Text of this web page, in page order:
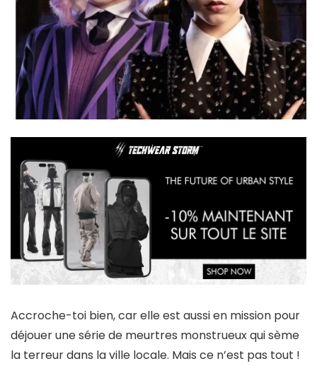
Accroche-toi bien, car elle est aussi en mission pour
déjouer unesérie de meurtres monstrueuxqui sème
la terreur dans la ville locale. Mais ce n’est pas tout !